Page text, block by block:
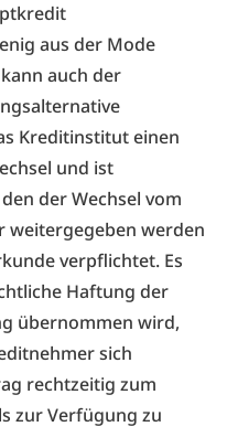
aus der Mode
auch der
Kreditinstitut einen
und ist
der Wechsel vom
weitergegeben werden
verpflichtet. Es
Haftung der
übernommen wird,
sich
rechtzeitig zum
zur Verfügung zu